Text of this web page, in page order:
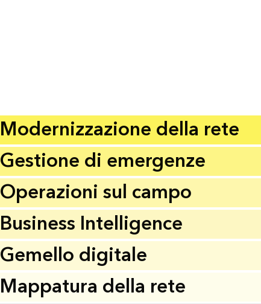
Modernizzazione della rete
Gestione di emergenze
Operazioni sul campo
Business Intelligence
Gemello digitale
Mappatura della rete